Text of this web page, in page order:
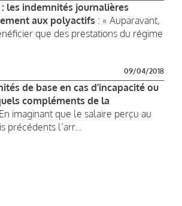
les indemnités journalières
aux polyactifs : « Auparavant,
que des prestations du régime
09/04/2018
de base en cas d’incapacité ou
compléments de la
imaginant que le salaire perçu au
précédents l’arr...